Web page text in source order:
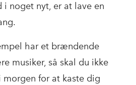
i noget nyt, er at lave en
har et brændende
musiker, så skal du ikke
for at kaste dig